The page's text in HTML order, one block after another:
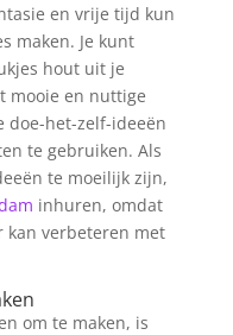
en vrije tijd kun
maken. Je kunt
hout uit je
mooie en nuttige
doe-het-zelf-ideeën
te gebruiken. Als
te moeilijk zijn,
inhuren, omdat
kan verbeteren met
om te maken, is